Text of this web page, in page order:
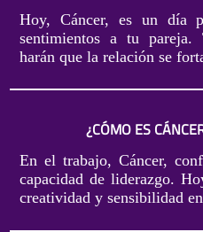
Hoy, Cáncer, es un día
sentimientos a tu
harán que la relación se
¿CÓMO ES
En el trabajo, Cáncer,
capacidad de liderazgo.
creatividad y sensibilidad